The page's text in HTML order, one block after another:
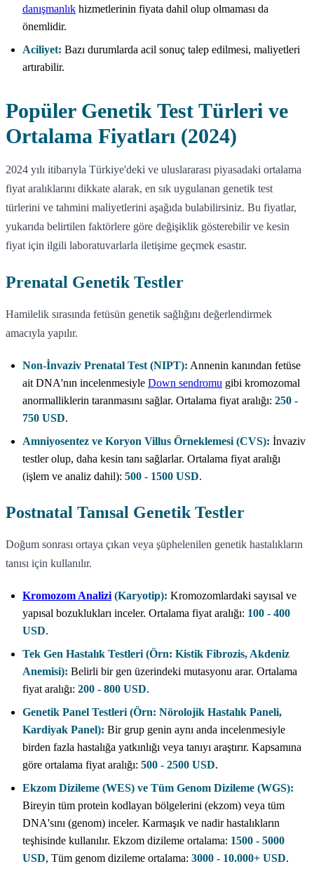
danışmanlık hizmetlerinin fiyata dahil olup olmaması da
önemlidir.
Aciliyet: Bazı durumlarda acil sonuç talep edilmesi, maliyetleri
artırabilir.
Popüler Genetik Test Türleri ve
Ortalama Fiyatları (2024)
2024 yılı itibarıyla Türkiye'deki ve uluslararası piyasadaki ortalama
fiyat aralıklarını dikkate alarak, en sık uygulanan genetik test
türlerini ve tahmini maliyetlerini aşağıda bulabilirsiniz. Bu fiyatlar,
yukarıda belirtilen faktörlere göre değişiklik gösterebilir ve kesin
fiyat için ilgili laboratuvarlarla iletişime geçmek esastır.
Prenatal Genetik Testler
Hamilelik sırasında fetüsün genetik sağlığını değerlendirmek
amacıyla yapılır.
Non-İnvaziv Prenatal Test (NIPT): Annenin kanından fetüse
ait DNA'nın incelenmesiyle Down sendromu gibi kromozomal
anormalliklerin taranmasını sağlar. Ortalama fiyat aralığı: 250 -
750 USD.
Amniyosentez ve Koryon Villus Örneklemesi (CVS): İnvaziv
testler olup, daha kesin tanı sağlarlar. Ortalama fiyat aralığı
(işlem ve analiz dahil): 500 - 1500 USD.
Postnatal Tanısal Genetik Testler
Doğum sonrası ortaya çıkan veya şüphelenilen genetik hastalıkların
tanısı için kullanılır.
Kromozom Analizi (Karyotip): Kromozomlardaki sayısal ve
yapısal bozuklukları inceler. Ortalama fiyat aralığı: 100 - 400
USD.
Tek Gen Hastalık Testleri (Örn: Kistik Fibrozis, Akdeniz
Anemisi): Belirli bir gen üzerindeki mutasyonu arar. Ortalama
fiyat aralığı: 200 - 800 USD.
Genetik Panel Testleri (Örn: Nörolojik Hastalık Paneli,
Kardiyak Panel): Bir grup genin aynı anda incelenmesiyle
birden fazla hastalığa yatkınlığı veya tanıyı araştırır. Kapsamına
göre ortalama fiyat aralığı: 500 - 2500 USD.
Ekzom Dizileme (WES) ve Tüm Genom Dizileme (WGS):
Bireyin tüm protein kodlayan bölgelerini (ekzom) veya tüm
DNA'sını (genom) inceler. Karmaşık ve nadir hastalıkların
teşhisinde kullanılır. Ekzom dizileme ortalama: 1500 - 5000
USD, Tüm genom dizileme ortalama: 3000 - 10.000+ USD.